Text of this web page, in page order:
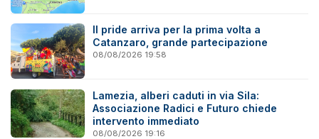
Il pride arriva per la prima volta a
Catanzaro, grande partecipazione
08/08/2026 19:58
Lamezia, alberi caduti in via Sila:
Associazione Radici e Futuro chiede
intervento immediato
08/08/2026 19:16